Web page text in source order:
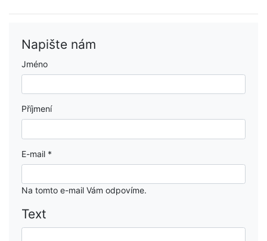
Napište nám
Jméno
Příjmení
E-mail *
Na tomto e-mail Vám odpovíme.
Text